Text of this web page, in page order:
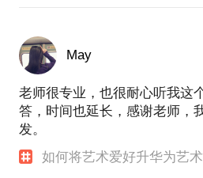
May
老师很专业，也很耐心听我这
答，时间也延长，感谢老师，
发。
如何将艺术爱好升华为艺